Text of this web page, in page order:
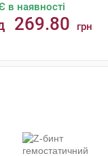
в наявності
269.80 грн